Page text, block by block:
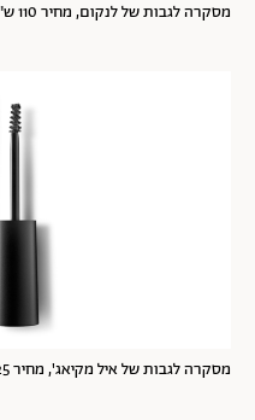
מסקרה לגבות של לנקום, מחיר 110 ש"ח | צילום: יח"צ
מסקרה לגבות של איל מקיאג', מחיר 125 ש"ח | צילום: יח"צ